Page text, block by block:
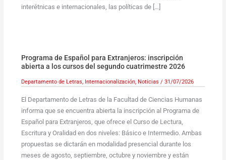
interétnicas e internacionales, las políticas de […]
Programa de Español para Extranjeros: inscripción
abierta a los cursos del segundo cuatrimestre 2026
Departamento de Letras, Internacionalización, Noticias / 31/07/2026
El Departamento de Letras de la Facultad de Ciencias Humanas
informa que se encuentra abierta la inscripción al Programa de
Español para Extranjeros, que ofrece el Curso de Lectura,
Escritura y Oralidad en dos niveles: Básico e Intermedio. Ambas
propuestas se dictarán en modalidad presencial durante los
meses de agosto, septiembre, octubre y noviembre y están